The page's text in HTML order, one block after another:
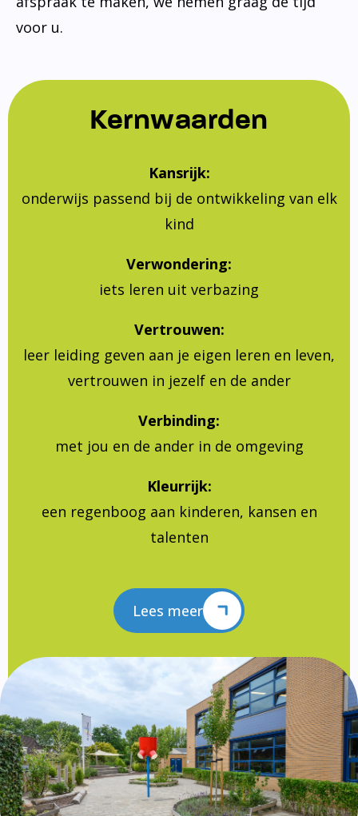
voor u.
Kernwaarden
Kansrijk:
onderwijs passend bij de ontwikkeling van elk
kind
Verwondering:
iets leren uit verbazing
Vertrouwen:
leer leiding geven aan je eigen leren en leven,
vertrouwen in jezelf en de ander
Verbinding:
met jou en de ander in de omgeving
Kleurrijk:
een regenboog aan kinderen, kansen en
talenten
Lees meer